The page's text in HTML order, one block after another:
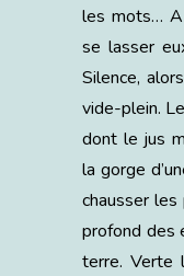
les mots…
se lasser
Silence,
vide-plein.
dont le jus
la gorge
chausser
profond des
terre. Verte